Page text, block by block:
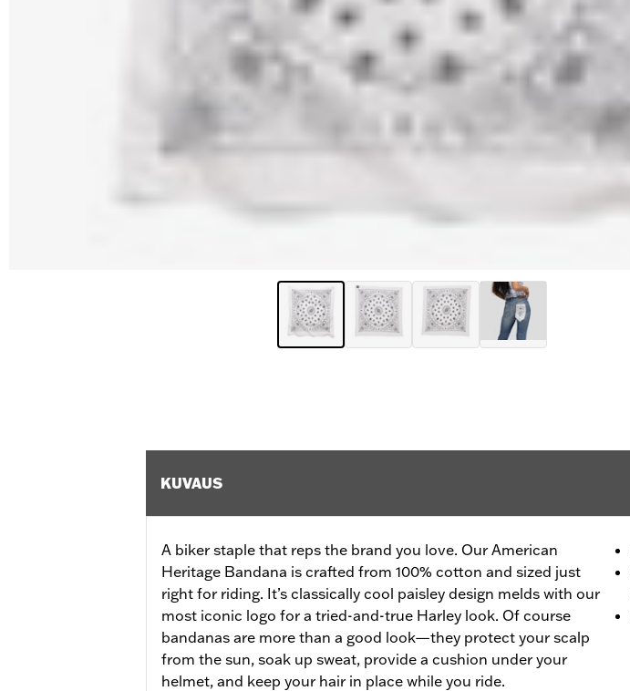
KUVAUS
A biker staple that reps the brand you love. Our American
Heritage Bandana is crafted from 100% cotton and sized just
right for riding. It’s classically cool paisley design melds with our
most iconic logo for a tried-and-true Harley look. Of course
bandanas are more than a good look—they protect your scalp
from the sun, soak up sweat, provide a cushion under your
helmet, and keep your hair in place while you ride.